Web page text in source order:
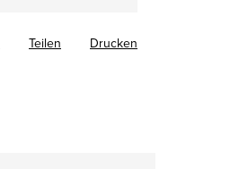
Drucken
Teilen